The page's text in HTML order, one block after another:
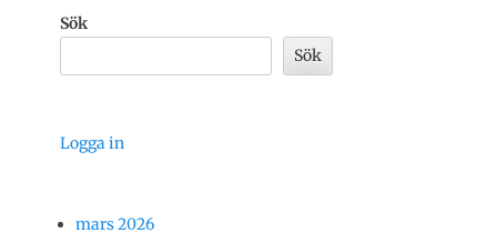
Sök
Sök
Logga in
mars 2026